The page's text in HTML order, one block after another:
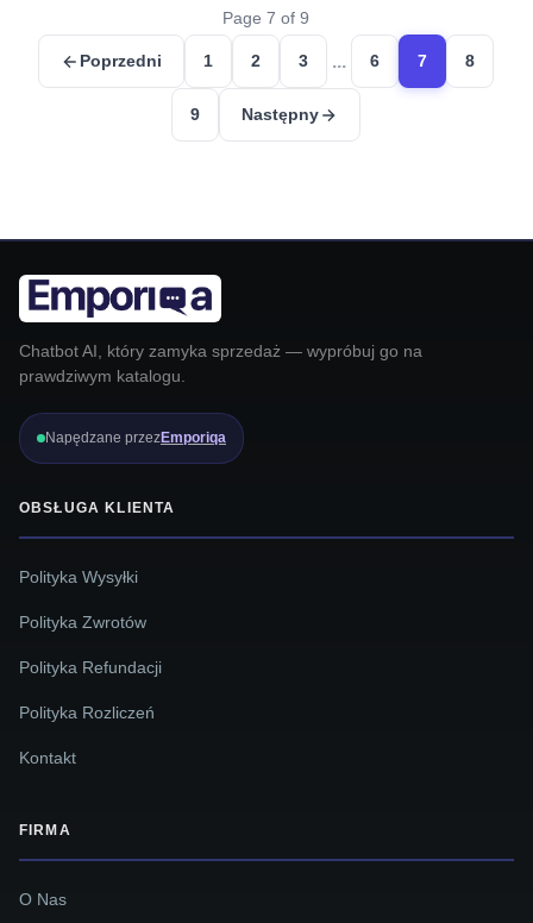
Page 7 of 9
Poprzedni 1 2 3 ... 6 7 8
9 Następny
Chatbot AI, który zamyka sprzedaż — wypróbuj go na
prawdziwym katalogu.
Napędzane przezEmporiqa
OBSŁUGA KLIENTA
Polityka Wysyłki
Polityka Zwrotów
Polityka Refundacji
Polityka Rozliczeń
Kontakt
FIRMA
O Nas